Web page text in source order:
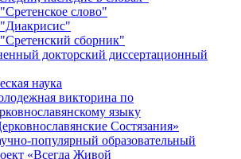
слово"
сборник"
докторский диссертационный
наука
викторина по
языку
Состязания»
популярный образовательный
«Всегда Живой